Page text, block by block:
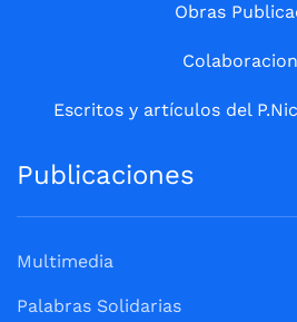
Obras
Escritos y artículos del
Publicaciones
Multimedia
Palabras Solidarias